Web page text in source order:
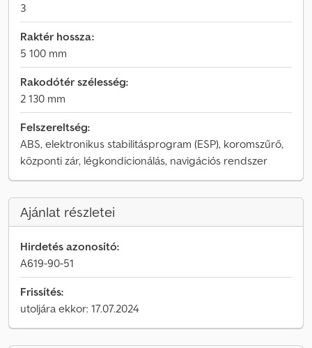
3
Raktér hossza:
5 100 mm
Rakodótér szélesség:
2 130 mm
Felszereltség:
ABS, elektronikus stabilitásprogram (ESP), koromszűrő,
központi zár, légkondicionálás, navigációs rendszer
Ajánlat részletei
Hirdetés azonosító:
A619-90-51
Frissítés:
utoljára ekkor: 17.07.2024